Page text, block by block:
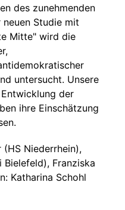
des zunehmenden
neuen Studie mit
Mitte" wird die
untersucht. Unsere
der
ihre Einschätzung
(HS Niederrhein),
Bielefeld), Franziska
Katharina Schohl